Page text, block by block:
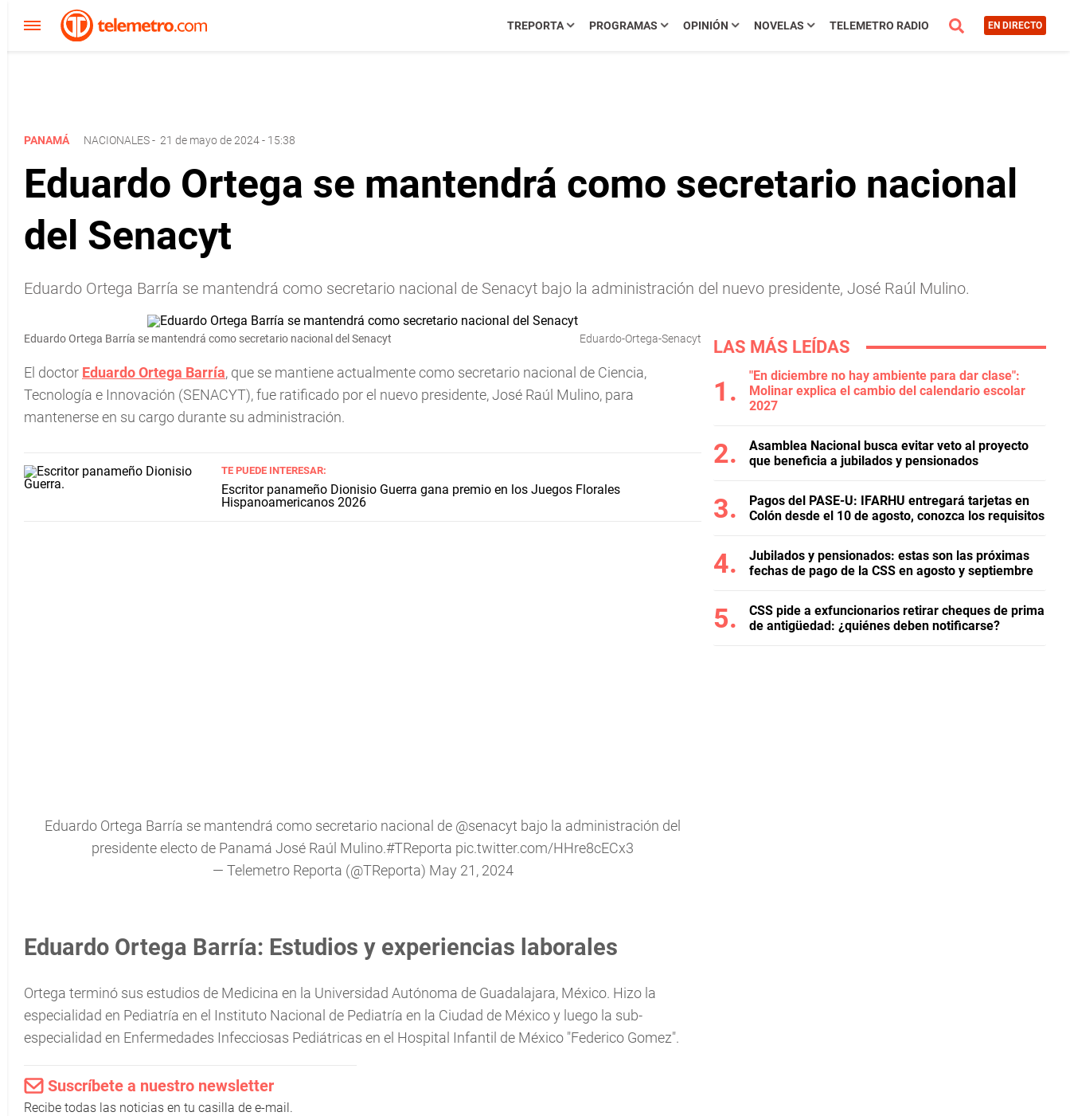
TREPORTA PROGRAMAS OPINIÓN NOVELAS TELEMETRO RADIO EN DIRECTO
PANAMÁ NACIONALES- 21 de mayo de 2024 - 15:38
Eduardo Ortega se mantendrá como secretario nacional
del Senacyt
Eduardo Ortega Barría se mantendrá como secretario nacional de Senacyt bajo la administración del nuevo presidente, José Raúl Mulino.
Eduardo Ortega Barría se mantendrá como secretario nacional del Senacyt Eduardo-Ortega-Senacyt
El doctor Eduardo Ortega Barría, que se mantiene actualmente como secretario nacional de Ciencia,
Tecnología e Innovación (SENACYT), fue ratificado por el nuevo presidente, José Raúl Mulino, para
mantenerse en su cargo durante su administración.
TE PUEDE INTERESAR:
Escritor panameño Dionisio Guerra gana premio en los Juegos Florales
Hispanoamericanos 2026
Eduardo Ortega Barría se mantendrá como secretario nacional de @senacyt bajo la administración del
presidente electo de Panamá José Raúl Mulino.#TReporta pic.twitter.com/HHre8cECx3
— Telemetro Reporta (@TReporta) May 21, 2024
Eduardo Ortega Barría: Estudios y experiencias laborales
Ortega terminó sus estudios de Medicina en la Universidad Autónoma de Guadalajara, México. Hizo la
especialidad en Pediatría en el Instituto Nacional de Pediatría en la Ciudad de México y luego la sub-
especialidad en Enfermedades Infecciosas Pediátricas en el Hospital Infantil de México "Federico Gomez".
Suscríbete a nuestro newsletter
Recibe todas las noticias en tu casilla de e-mail.
LAS MÁS LEÍDAS
"En diciembre no hay ambiente para dar clase":
Molinar explica el cambio del calendario escolar
2027
Asamblea Nacional busca evitar veto al proyecto
que beneficia a jubilados y pensionados
Pagos del PASE-U: IFARHU entregará tarjetas en
Colón desde el 10 de agosto, conozca los requisitos
Jubilados y pensionados: estas son las próximas
fechas de pago de la CSS en agosto y septiembre
CSS pide a exfuncionarios retirar cheques de prima
de antigüedad: ¿quiénes deben notificarse?